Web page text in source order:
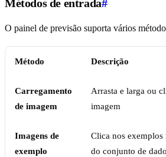
Métodos de entrada#
O painel de previsão suporta vários
Método Descrição
Carregamento
de imagem
Arrasta e larga ou
imagem
Imagens de
exemplo
Clica nos exemplos
do conjunto de